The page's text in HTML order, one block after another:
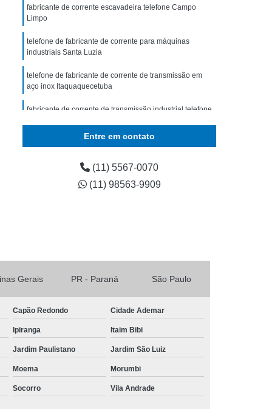
para Máquina Industrial
Corrente Especial para Máquina Industrial
Corrente para Máquina Industrial
para Máquinas Industriais
para Máquinas Industriais
para Máquina Industrial
e Correntes para Indústrias
para Máquina Industrial
para Máquina Industrial
para Máquinas Industriais
de Arraste
de Arraste Tipo Redler
Correntes para Esteiras Transportadoras
de Arraste Tipo Redler
Correntes Transportadoras Industriais
Distribuidor de Corrente de Rolo
fabricante de corrente escavadeira telefone Campo
Limpo
telefone de fabricante de corrente para máquinas
industriais Santa Luzia
telefone de fabricante de corrente de transmissão em
aço inox Itaquaquecetuba
fabricante de corrente de transmissão industrial telefone
fabricante de corrente para máquinas industriais
Entre em contato
(11) 5567-0070
(11) 98563-9909
Gerais PR - Paraná São Paulo
Capão Redondo Cidade Ademar
Ipiranga Itaim Bibi
Jardim Paulistano Jardim São Luiz
Moema Morumbi
Socorro Vila Andrade